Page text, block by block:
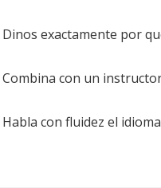
Dinos exactamente por
Combina con un
Habla con fluidez el